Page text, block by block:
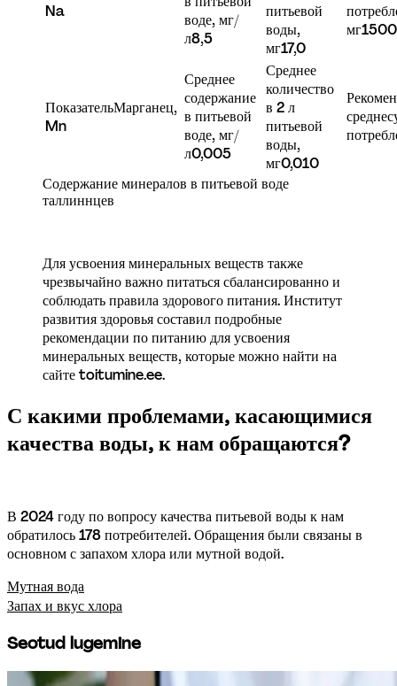
Na
воде, мг/
л8,5
питьевой
воды,
мг17,0
мг1500
ПоказательМарганец,
Mn
Среднее
содержание
в питьевой
воде, мг/
л0,005
Среднее
количество
в 2 л
питьевой
воды,
мг0,010
Содержание минералов в питьевой воде
таллиннцев
Для усвоения минеральных веществ также
чрезвычайно важно питаться сбалансированно и
соблюдать правила здорового питания. Институт
развития здоровья составил подробные
рекомендации по питанию для усвоения
минеральных веществ, которые можно найти на
сайте toitumine.ee.
С какими проблемами, касающимися
качества воды, к нам обращаются?
В 2024 году по вопросу качества питьевой воды к нам
обратилось 178 потребителей. Обращения были связаны в
основном с запахом хлора или мутной водой.
Мутная вода
Запах и вкус хлора
Seotud lugemine